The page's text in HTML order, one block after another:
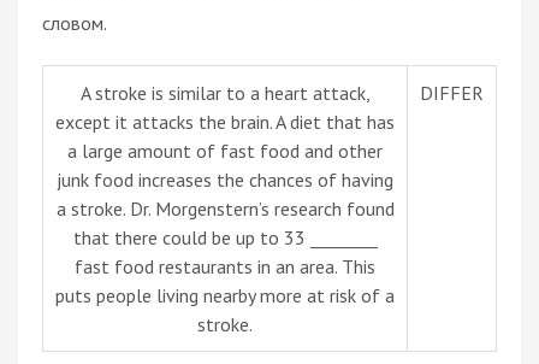
словом.
A stroke is similar to a heart attack,
except it attacks the brain. A diet that has
a large amount of fast food and other
junk food increases the chances of having
a stroke. Dr. Morgenstern’s research found
that there could be up to 33 ________
fast food restaurants in an area. This
puts people living nearby more at risk of a
stroke.
DIFFER